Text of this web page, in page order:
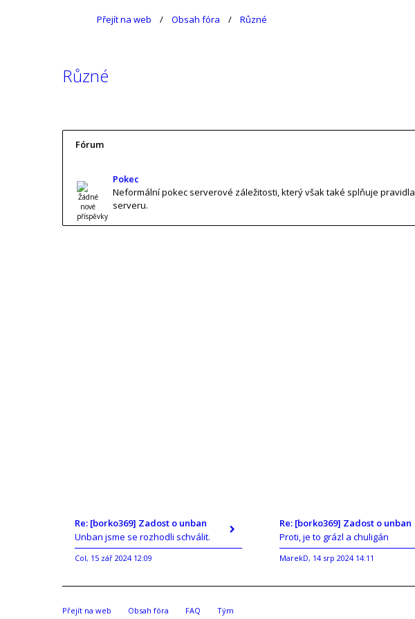
Přejít na web Obsah fóra Různé
Různé
Fórum
Pokec
Neformální pokec serverové záležitosti, který však také splňuje pravidla
serveru.
Re: [borko369] Zadost o unban
Unban jsme se rozhodli schválit.
Col, 15 zář 2024 12:09
Re: [borko369] Zadost o unban
Proti, je to grázl a chuligán
MarekD, 14 srp 2024 14:11
Přejít na web Obsah fóra FAQ Tým